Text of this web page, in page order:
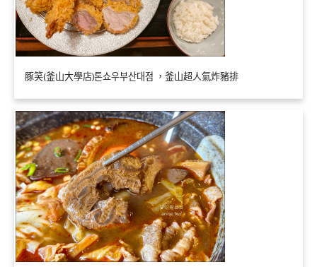
豚笑(釜山大學店)톤쇼우부산대점 ，釜山超人氣炸豬排